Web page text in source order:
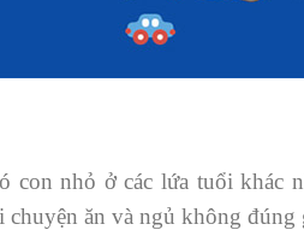
con nhỏ ở các lứa tuổi khác
ăn và ngủ không đúng